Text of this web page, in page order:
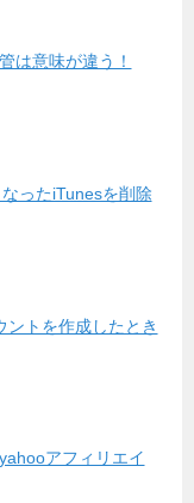
は意味が違う！
ったiTunesを削除
ントを作成したとき
アフィリエイ